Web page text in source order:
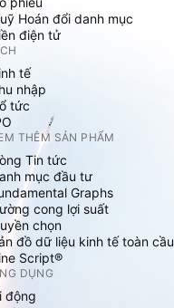
Hoán đổi danh mục
điện tử
tế
nhập
tức
THÊM SẢN PHẨM
Tin tức
mục đầu tư
Graphs
cong lợi suất
chọn
đồ dữ liệu kinh tế toàn cầu
Script®
DỤNG
động